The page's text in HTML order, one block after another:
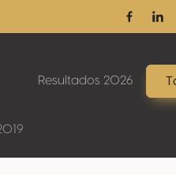
Facebook
Resultados 2026